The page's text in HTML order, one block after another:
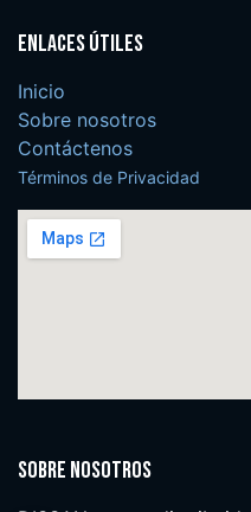
Enlaces útiles
Inicio
Sobre nosotros
Contáctenos
Términos de Privacidad
Sobre nosotros